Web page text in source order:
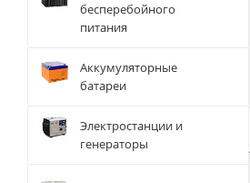
бесперебойного
питания
Аккумуляторные
батареи
Электростанции и
генераторы